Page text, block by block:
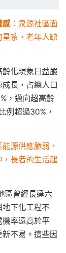
感：泉源社區面
系，老年人缺
化現象日益嚴
長，占總人口
，邁向超高齡
例超過30%，
能源供應脆弱，
長者的生活起
區曾經長達六
下化工程不
率遠高於平
不易。這些因